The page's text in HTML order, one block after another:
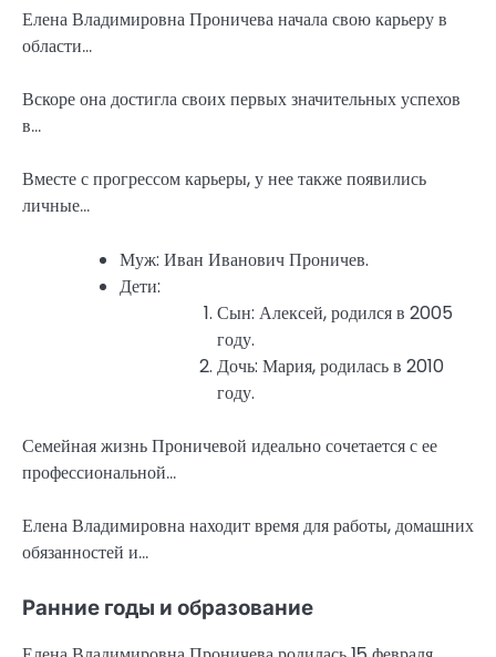
Елена Владимировна Проничева начала свою карьеру в
области…
Вскоре она достигла своих первых значительных успехов
в…
Вместе с прогрессом карьеры, у нее также появились
личные…
Муж: Иван Иванович Проничев.
Дети:
Сын: Алексей, родился в 2005
году.
Дочь: Мария, родилась в 2010
году.
Семейная жизнь Проничевой идеально сочетается с ее
профессиональной…
Елена Владимировна находит время для работы, домашних
обязанностей и…
Ранние годы и образование